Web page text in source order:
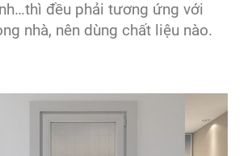
đều phải tương ứng với
nhà, nên dùng chất liệu nào.